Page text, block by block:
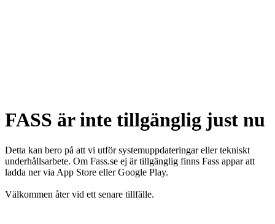
FASS är inte tillgänglig just nu
Detta kan bero på att vi utför systemuppdateringar eller tekniskt
underhållsarbete. Om Fass.se ej är tillgänglig finns Fass appar att
ladda ner via App Store eller Google Play.
Välkommen åter vid ett senare tillfälle.